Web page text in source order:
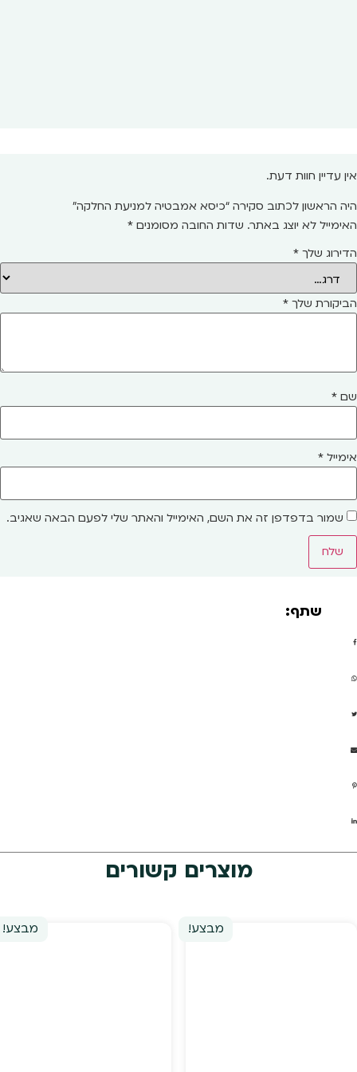
אין עדיין חוות דעת.
היה הראשון לכתוב סקירה “כיסא אמבטיה למניעת החלקה”
האימייל לא יוצג באתר. שדות החובה מסומנים *
הדירוג שלך *
הביקורת שלך *
שם *
אימייל *
שמור בדפדפן זה את השם, האימייל והאתר שלי לפעם הבאה שאגיב.
שתף:
מוצרים קשורים
מבצע! מבצע!